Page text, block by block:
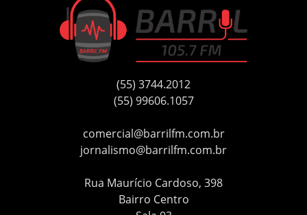
(55) 3744.2012
(55) 99606.1057
comercial@barrilfm.com.br
jornalismo@barrilfm.com.br
Rua Maurício Cardoso, 398
Bairro Centro